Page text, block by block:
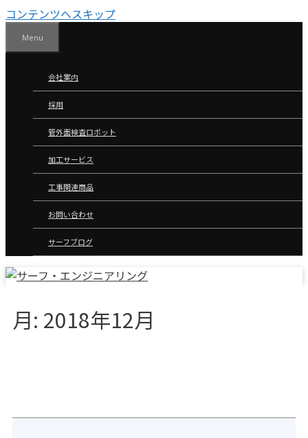
コンテンツへスキップ
Menu
会社案内
採用
管外面検査ロボット
加工サービス
工事関連商品
お問い合わせ
サーフブログ
月: 2018年12月